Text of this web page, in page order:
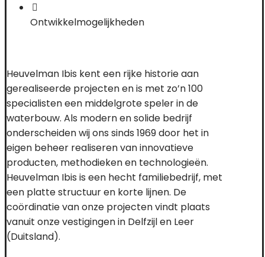
Ontwikkelmogelijkheden
Heuvelman Ibis kent een rijke historie aan
gerealiseerde projecten en is met zo’n 100
specialisteneen middelgrote spelerin de
waterbouw. Als modern en solide bedrijf
onderscheiden wij ons sinds 1969door het in
eigen beheer realiseren vaninnovatieve
producten, methodieken en technologieën.
Heuvelman Ibis is een hecht familiebedrijf, met
een platte structuur en korte lijnen. De
coördinatie van onze projecten vindt plaats
vanuit onze vestigingenin Delfzijl en Leer
(Duitsland).